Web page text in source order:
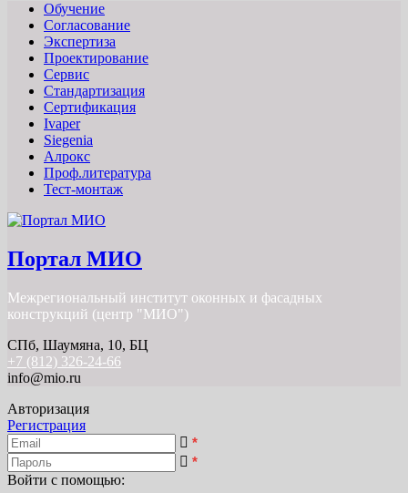
Обучение
Согласование
Экспертиза
Проектирование
Сервис
Стандартизация
Сертификация
Ivaper
Siegenia
Алрокс
Проф.литература
Тест-монтаж
Портал МИО
Межрегиональный институт оконных и фасадных
конструкций (центр "МИО")
СПб, Шаумяна, 10, БЦ
+7 (812) 326-24-66
info@mio.ru
Авторизация
Регистрация
*
*
Войти с помощью: